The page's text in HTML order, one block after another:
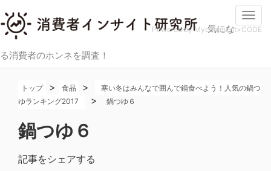
気にな
る消費者のホンネを調査！
Powered by Mycomment×CODE
トップ > 食品 >
寒い冬はみんなで囲んで鍋食べよう！人気の鍋つ
ゆランキング2017
> 鍋つゆ６
鍋つゆ６
記事をシェアする